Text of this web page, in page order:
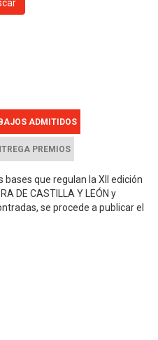
ADMITIDOS
PREMIOS
que regulan la XII edición
DE CASTILLA Y LEÓN y
se procede a publicar el